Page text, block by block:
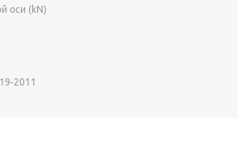
оси (kN)
2011